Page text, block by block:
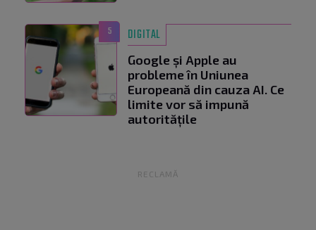
5 DIGITAL
Google și Apple au
probleme în Uniunea
Europeană din cauza AI. Ce
limite vor să impună
autoritățile
RECLAMĂ